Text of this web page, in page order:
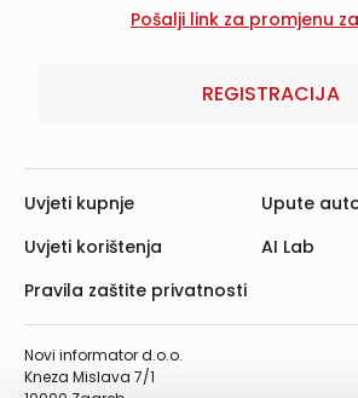
REGISTRACIJA
Novi informator d.o.o.
Kneza Mislava 7/1
Uvjeti kupnje
Uvjeti korištenja
Pravila zaštite privatnosti
Upute
AI Lab